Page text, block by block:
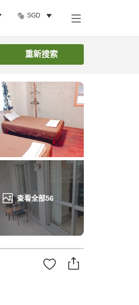
SGD
重新搜索
查看全部56
搜索客房